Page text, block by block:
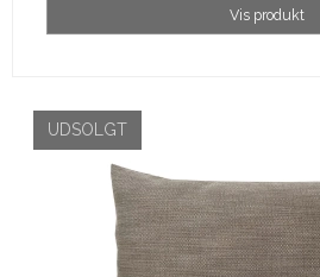
Vis produkt
UDSOLGT